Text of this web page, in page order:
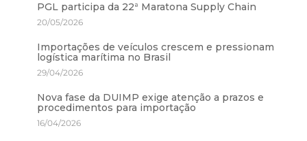
PGL participa da 22ª Maratona Supply Chain
20/05/2026
Importações de veículos crescem e pressionam
logística marítima no Brasil
29/04/2026
Nova fase da DUIMP exige atenção a prazos e
procedimentos para importação
16/04/2026